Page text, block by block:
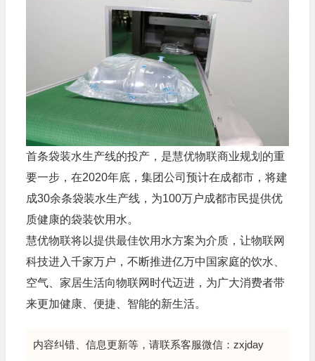
首条袋装水生产线的投产，是慧优物联商业规划的重
要一步，在2020年底，集团公司预计在成都市，将建
成30余条袋装水生产线，为100万户成都市民提供优
质健康的袋装饮用水。
慧优物联将以提供最佳饮用水方案为介质，让物联网
科技进入千家万户，不断推进亿万中国家庭的饮水、
空气、家居生活向物联网时代迈进，为广大消费者带
来更加健康、便捷、智能的新生活。
内容纠错、信息更新等，请联系客服微信：zxjday